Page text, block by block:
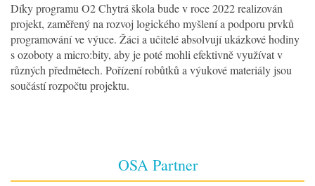
Díky programu O2 Chytrá škola bude v roce 2022 realizován
projekt, zaměřený na rozvoj logického myšlení a podporu prvků
programování ve výuce. Žáci a učitelé absolvují ukázkové hodiny
s ozoboty a micro:bity, aby je poté mohli efektivně využívat v
různých předmětech. Pořízení robůtků a výukové materiály jsou
součástí rozpočtu projektu.
OSA Partner